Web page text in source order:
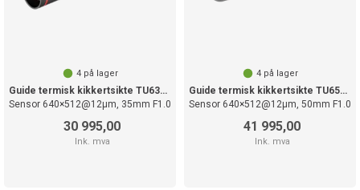
4 på lager
Guide termisk kikkertsikte TU635S
Sensor 640×512@12µm, 35mm F1.0
30 995,00
Ink. mva
4 på lager
Guide termisk kikkertsikte TU650LS
Sensor 640×512@12µm, 50mm F1.0
41 995,00
Ink. mva